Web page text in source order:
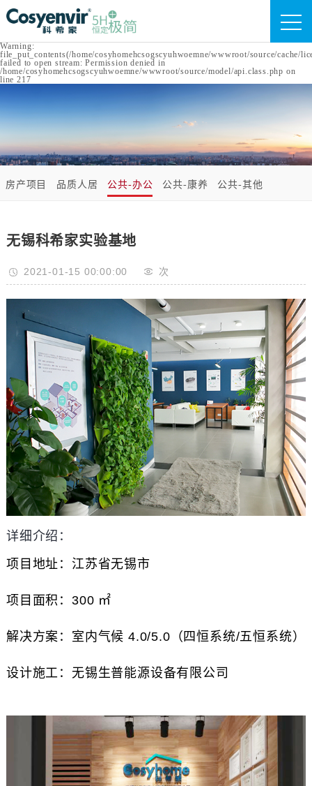
Warning:
file_put_contents(/home/cosyhomehcsogscyuhwoemne/wwwroot/source/cache/
failed to open stream: Permission denied in
/home/cosyhomehcsogscyuhwoemne/wwwroot/source/model/api.class.php on
line 217
房产项目 品质人居 公共-办公 公共-康养 公共-其他
无锡科希家实验基地
2021-01-15 00:00:00 次
详细介绍：
项目地址：江苏省无锡市
项目面积：300 ㎡
解决方案：室内气候 4.0/5.0（四恒系统/五恒系统）
设计施工：无锡生普能源设备有限公司